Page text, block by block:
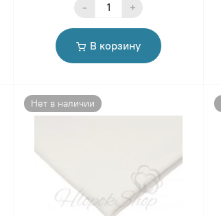
- +
В корзину
Нет в наличии